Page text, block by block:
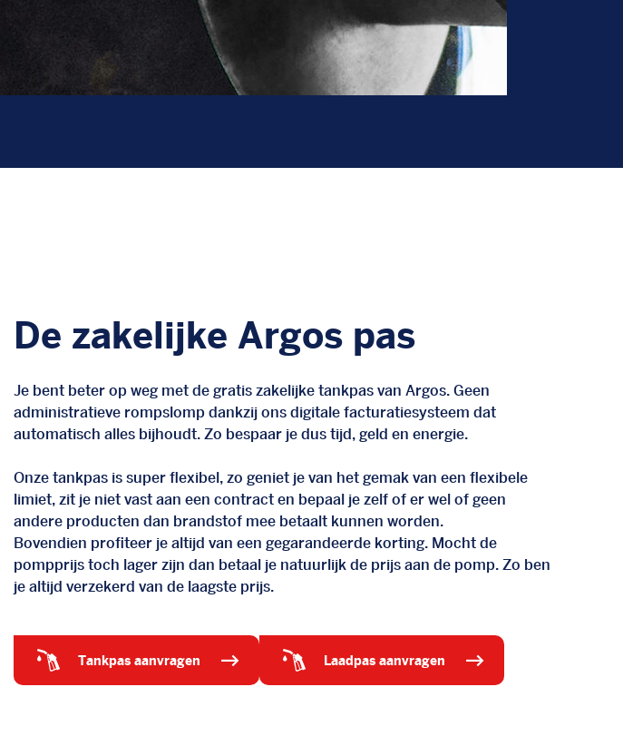
De zakelijke Argos pas
Je bent beter op weg met de gratis zakelijke tankpas van Argos. Geen
administratieve rompslomp dankzij ons digitale facturatiesysteem dat
automatisch alles bijhoudt. Zo bespaar je dus tijd, geld en energie.
Onze tankpas is super flexibel, zo geniet je van het gemak van een flexibele
limiet, zit je niet vast aan een contract en bepaal je zelf of er wel of geen
andere producten dan brandstof mee betaalt kunnen worden.
Bovendien profiteer je altijd van een gegarandeerde korting. Mocht de
pompprijs toch lager zijn dan betaal je natuurlijk de prijs aan de pomp. Zo ben
je altijd verzekerd van de laagste prijs.
tankpas aanvragen laadpas aanvragen